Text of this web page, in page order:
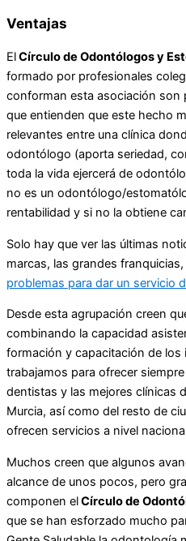
Ventajas
ElCírculo de Odontólogos y
formado por profesionales
conforman esta asociación son
que entienden que este hecho
relevantes entre una clínica
odontólogo (aporta seriedad,
toda la vida ejercerá de
no es un odontólogo/
rentabilidad y si no la obtiene
Solo hay que ver las últimas
marcas, las grandes franquicias,
problemas para dar un servicio
Desde esta agrupación creen
combinando la capacidad
formación y capacitación de los
trabajamos para ofrecer
dentistas y las mejores clínicas
Murcia, así como del resto de
ofrecen servicios a nivel
Muchos creen que algunos
alcance de unos pocos, pero
componen elCírculo de
que se han esforzado mucho